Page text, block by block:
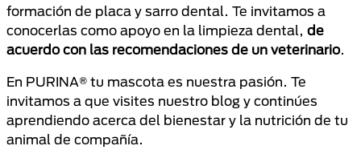
formación de placa y sarro dental. Te invitamos a
conocerlas como apoyo en la limpieza dental, de
acuerdo con las recomendaciones de un veterinario.
En PURINA® tu mascota es nuestra pasión. Te
invitamos a que visites nuestro blog y continúes
aprendiendo acerca del bienestar y la nutrición de tu
animal de compañía.